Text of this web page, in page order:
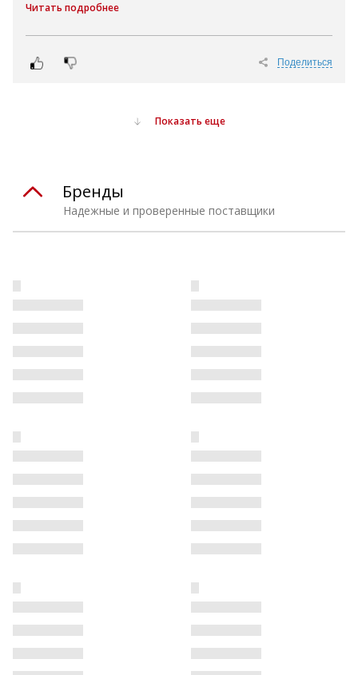
Читать подробнее
Поделиться
Показать еще
Надежные и проверенные поставщики
Бренды